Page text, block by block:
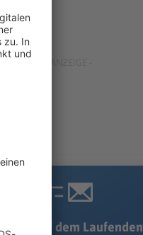
auf dem Laufenden